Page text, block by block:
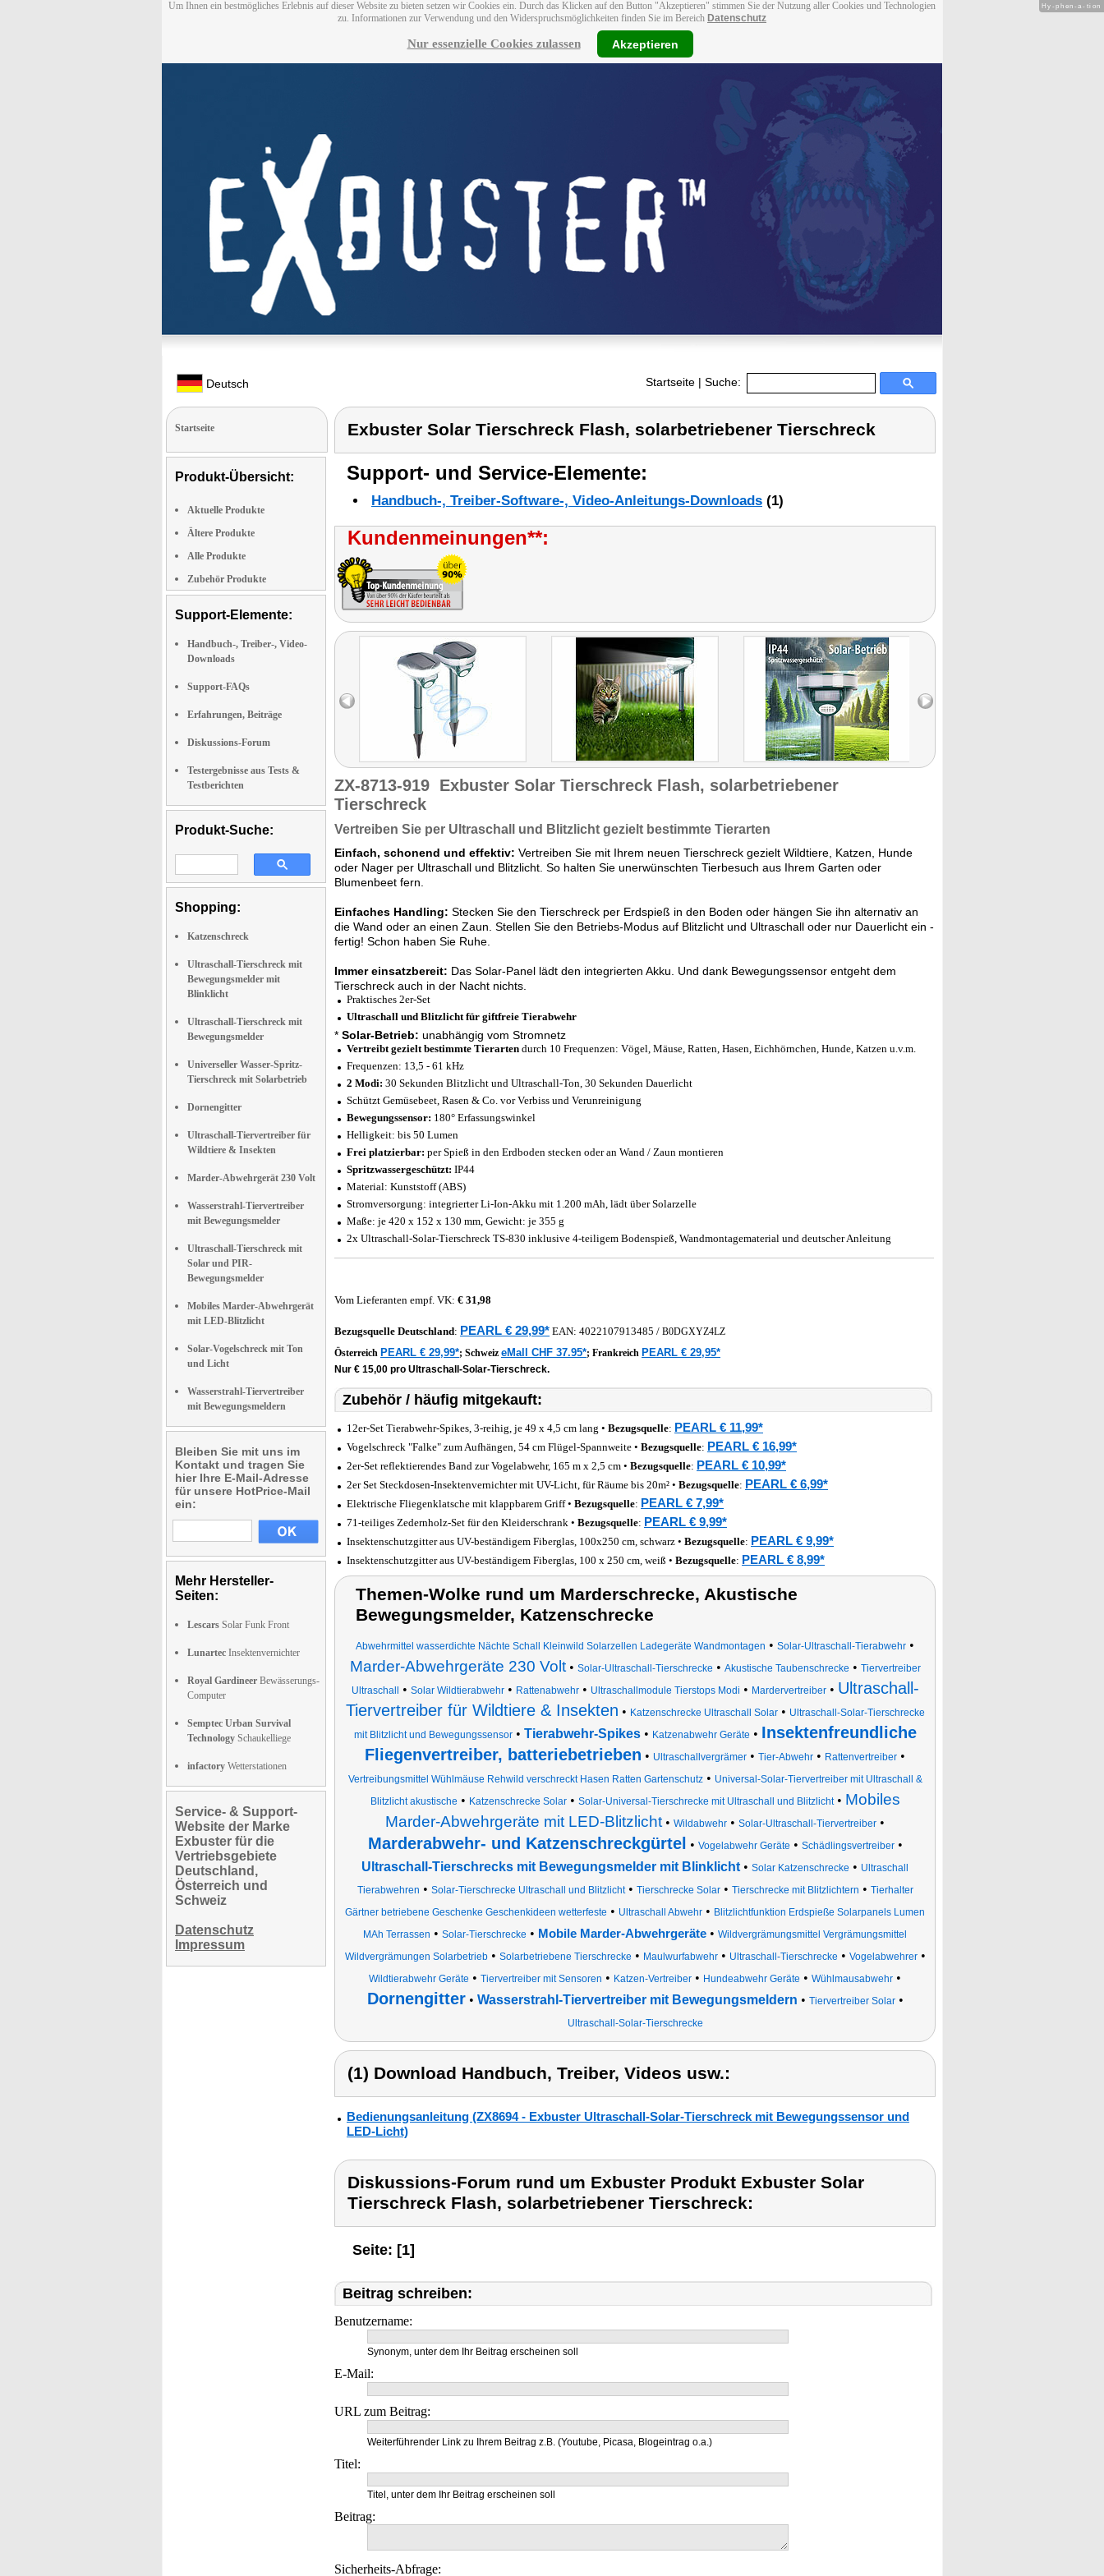
Um Ihnen ein bestmögliches Erlebnis auf dieser Website zu bieten setzen wir Cookies ein. Durch das Klicken auf den Button "Akzeptieren" stimmen Sie der Nutzung aller Cookies und Technologien
zu. Informationen zur Verwendung und den Widerspruchsmöglichkeiten finden Sie im Bereich Datenschutz
Nur essenzielle Cookies zulassen Akzeptieren
Deutsch Startseite | Suche:
Startseite
Produkt-Übersicht:
Aktuelle Produkte
Ältere Produkte
Alle Produkte
Zubehör Produkte
Support-Elemente:
Handbuch-, Treiber-, Video-
Downloads
Support-FAQs
Erfahrungen, Beiträge
Diskussions-Forum
Testergebnisse aus Tests &
Testberichten
Produkt-Suche:
Shopping:
Katzenschreck
Ultraschall-Tierschreck mit
Bewegungsmelder mit
Blinklicht
Ultraschall-Tierschreck mit
Bewegungsmelder
Universeller Wasser-Spritz-
Tierschreck mit Solarbetrieb
Dornengitter
Ultraschall-Tiervertreiber für
Wildtiere & Insekten
Marder-Abwehrgerät 230 Volt
Wasserstrahl-Tiervertreiber
mit Bewegungsmelder
Ultraschall-Tierschreck mit
Solar und PIR-
Bewegungsmelder
Mobiles Marder-Abwehrgerät
mit LED-Blitzlicht
Solar-Vogelschreck mit Ton
und Licht
Wasserstrahl-Tiervertreiber
mit Bewegungsmeldern
Bleiben Sie mit uns im
Kontakt und tragen Sie
hier Ihre E-Mail-Adresse
für unsere HotPrice-Mail
ein:
Mehr Hersteller-
Seiten:
Lescars Solar Funk Front
Lunartec Insektenvernichter
Royal Gardineer Bewässerungs-
Computer
Semptec Urban Survival
Technology Schaukelliege
infactory Wetterstationen
Service- & Support-
Website der Marke
Exbuster für die
Vertriebsgebiete
Deutschland,
Österreich und
Schweiz
Datenschutz
Impressum
Exbuster Solar Tierschreck Flash, solarbetriebener Tierschreck
Support- und Service-Elemente:
Handbuch-, Treiber-Software-, Video-Anleitungs-Downloads (1)
Kundenmeinungen**:
ZX-8713-919 Exbuster Solar Tierschreck Flash, solarbetriebener
Tierschreck
Vertreiben Sie per Ultraschall und Blitzlicht gezielt bestimmte Tierarten
Einfach, schonend und effektiv: Vertreiben Sie mit Ihrem neuen Tierschreck gezielt Wildtiere, Katzen, Hunde
oder Nager per Ultraschall und Blitzlicht. So halten Sie unerwünschten Tierbesuch aus Ihrem Garten oder
Blumenbeet fern.
Einfaches Handling: Stecken Sie den Tierschreck per Erdspieß in den Boden oder hängen Sie ihn alternativ an
die Wand oder an einen Zaun. Stellen Sie den Betriebs-Modus auf Blitzlicht und Ultraschall oder nur Dauerlicht ein -
fertig! Schon haben Sie Ruhe.
Immer einsatzbereit: Das Solar-Panel lädt den integrierten Akku. Und dank Bewegungssensor entgeht dem
Tierschreck auch in der Nacht nichts.
Praktisches 2er-Set
Ultraschall und Blitzlicht für giftfreie Tierabwehr
* Solar-Betrieb: unabhängig vom Stromnetz
Vertreibt gezielt bestimmte Tierarten durch 10 Frequenzen: Vögel, Mäuse, Ratten, Hasen, Eichhörnchen, Hunde, Katzen u.v.m.
Frequenzen: 13,5 - 61 kHz
2 Modi: 30 Sekunden Blitzlicht und Ultraschall-Ton, 30 Sekunden Dauerlicht
Schützt Gemüsebeet, Rasen & Co. vor Verbiss und Verunreinigung
Bewegungssensor: 180° Erfassungswinkel
Helligkeit: bis 50 Lumen
Frei platzierbar: per Spieß in den Erdboden stecken oder an Wand / Zaun montieren
Spritzwassergeschützt: IP44
Material: Kunststoff (ABS)
Stromversorgung: integrierter Li-Ion-Akku mit 1.200 mAh, lädt über Solarzelle
Maße: je 420 x 152 x 130 mm, Gewicht: je 355 g
2x Ultraschall-Solar-Tierschreck TS-830 inklusive 4-teiligem Bodenspieß, Wandmontagematerial und deutscher Anleitung
Vom Lieferanten empf. VK: € 31,98
Bezugsquelle Deutschland: PEARL € 29,99* EAN: 4022107913485 / B0DGXYZ4LZ
Österreich PEARL € 29,99*; Schweiz eMall CHF 37.95*; Frankreich PEARL € 29,95*
Nur € 15,00 pro Ultraschall-Solar-Tierschreck.
Zubehör / häufig mitgekauft:
12er-Set Tierabwehr-Spikes, 3-reihig, je 49 x 4,5 cm lang • Bezugsquelle: PEARL € 11,99*
Vogelschreck "Falke" zum Aufhängen, 54 cm Flügel-Spannweite • Bezugsquelle: PEARL € 16,99*
2er-Set reflektierendes Band zur Vogelabwehr, 165 m x 2,5 cm • Bezugsquelle: PEARL € 10,99*
2er Set Steckdosen-Insektenvernichter mit UV-Licht, für Räume bis 20m² • Bezugsquelle: PEARL € 6,99*
Elektrische Fliegenklatsche mit klappbarem Griff • Bezugsquelle: PEARL € 7,99*
71-teiliges Zedernholz-Set für den Kleiderschrank • Bezugsquelle: PEARL € 9,99*
Insektenschutzgitter aus UV-beständigem Fiberglas, 100x250 cm, schwarz • Bezugsquelle: PEARL € 9,99*
Insektenschutzgitter aus UV-beständigem Fiberglas, 100 x 250 cm, weiß • Bezugsquelle: PEARL € 8,99*
Themen-Wolke rund um Marderschrecke, Akustische
Bewegungsmelder, Katzenschrecke
Abwehrmittel wasserdichte Nächte Schall Kleinwild Solarzellen Ladegeräte Wandmontagen • Solar-Ultraschall-Tierabwehr •
Marder-Abwehrgeräte 230 Volt• Solar-Ultraschall-Tierschrecke • Akustische Taubenschrecke • Tiervertreiber
Ultraschall
• Solar Wildtierabwehr• Rattenabwehr• Ultraschallmodule Tierstops Modi • Mardervertreiber• Ultraschall-
Tiervertreiber für Wildtiere & Insekten • Katzenschrecke Ultraschall Solar• Ultraschall-Solar-Tierschrecke
mit Blitzlicht und Bewegungssensor• Tierabwehr-Spikes• Katzenabwehr Geräte • Insektenfreundliche
Fliegenvertreiber, batteriebetrieben • Ultraschallvergrämer • Tier-Abwehr • Rattenvertreiber •
Vertreibungsmittel Wühlmäuse Rehwild verschreckt Hasen Ratten Gartenschutz• Universal-Solar-Tiervertreiber mit Ultraschall &
Blitzlicht akustische • Katzenschrecke Solar• Solar-Universal-Tierschrecke mit Ultraschall und Blitzlicht• Mobiles
Marder-Abwehrgeräte mit LED-Blitzlicht • Wildabwehr • Solar-Ultraschall-Tiervertreiber •
Marderabwehr- und Katzenschreckgürtel • Vogelabwehr Geräte • Schädlingsvertreiber•
Ultraschall-Tierschrecks mit Bewegungsmelder mit Blinklicht • Solar Katzenschrecke • Ultraschall
Tierabwehren • Solar-Tierschrecke Ultraschall und Blitzlicht• Tierschrecke Solar• Tierschrecke mit Blitzlichtern • Tierhalter
Gärtner betriebene Geschenke Geschenkideen wetterfeste • Ultraschall Abwehr • Blitzlichtfunktion Erdspieße Solarpanels Lumen
MAh Terrassen • Solar-Tierschrecke • Mobile Marder-Abwehrgeräte • Wildvergrämungsmittel Vergrämungsmittel
Wildvergrämungen Solarbetrieb• Solarbetriebene Tierschrecke • Maulwurfabwehr• Ultraschall-Tierschrecke • Vogelabwehrer•
Wildtierabwehr Geräte • Tiervertreiber mit Sensoren • Katzen-Vertreiber • Hundeabwehr Geräte • Wühlmausabwehr •
Dornengitter• Wasserstrahl-Tiervertreiber mit Bewegungsmeldern • Tiervertreiber Solar•
Ultraschall-Solar-Tierschrecke
(1) Download Handbuch, Treiber, Videos usw.:
Bedienungsanleitung (ZX8694 - Exbuster Ultraschall-Solar-Tierschreck mit Bewegungssensor und
LED-Licht)
Diskussions-Forum rund um Exbuster Produkt Exbuster Solar
Tierschreck Flash, solarbetriebener Tierschreck:
Seite: [1]
Beitrag schreiben:
Benutzername:
Synonym, unter dem Ihr Beitrag erscheinen soll
E-Mail:
URL zum Beitrag:
Weiterführender Link zu Ihrem Beitrag z.B. (Youtube, Picasa, Blogeintrag o.a.)
Titel:
Titel, unter dem Ihr Beitrag erscheinen soll
Beitrag:
Sicherheits-Abfrage:
Hy-phen-a-tion